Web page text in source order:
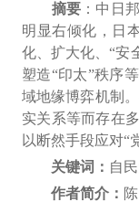
摘要 ：中日
明显右倾化，日
化、扩大化、“安
塑造“印太”秩序
域地缘博弈机制
实关系等而存在
以断然手段应对“
关键词： 自
作者简介：